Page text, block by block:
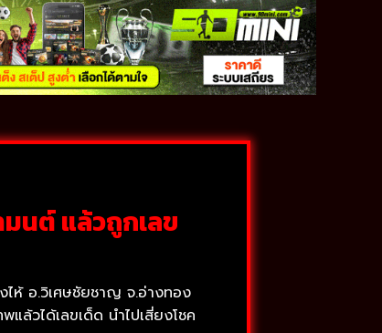
มนต์ แล้วถูกเลข
ไห้ อ.วิเศษชัยชาญ จ.อ่างทอง
ล้วได้เลขเด็ด นำไปเสี่ยงโชค